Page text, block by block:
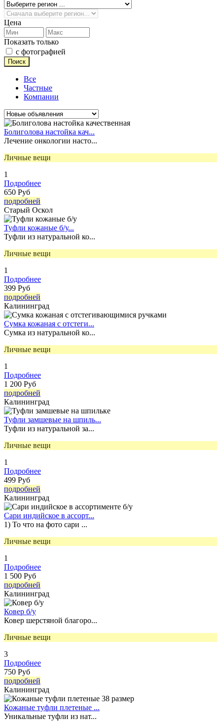
Цена
Показать только
с фотографией
Все
Частные
Компании
Болиголова настойка кач...
Лечение онкологии насто...
Личные вещи
1
Подробнее
650 Руб
подробней
Старый Оскол
Туфли кожаные б/у...
Туфли из натуральной ко...
Личные вещи
1
Подробнее
399 Руб
подробней
Калининград
Сумка кожаная с отстеги...
Сумка из натуральной ко...
Личные вещи
1
Подробнее
1 200 Руб
подробней
Калининград
Туфли замшевые на шпиль...
Туфли из натуральной за...
Личные вещи
1
Подробнее
499 Руб
подробней
Калининград
Сари индийское в ассорт...
1) То что на фото сари ...
Личные вещи
1
Подробнее
1 500 Руб
подробней
Калининград
Ковер б/у
Ковер шерстяной благоро...
Личные вещи
3
Подробнее
750 Руб
подробней
Калининград
Кожаные туфли плетеные ...
Уникальные туфли из нат...